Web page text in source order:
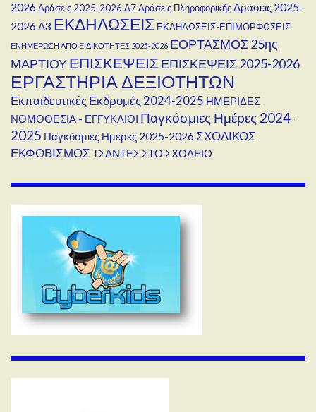
2026 Δράσεις 2025-2026 Δ7Δράσεις ΠληροφορικήςΔρασεις 2025-
2026 Δ3 ΕΚΔΗΛΩΣΕΙΣ ΕΚΔΗΛΩΣΕΙΣ-ΕΠΙΜΟΡΦΩΣΕΙΣ
ΕΝΗΜΕΡΩΣΗ ΑΠΟ ΕΙΔΙΚΟΤΗΤΕΣ 2025-2026 ΕΟΡΤΑΣΜΟΣ 25ης
ΜΑΡΤΙΟΥΕΠΙΣΚΕΨΕΙΣ ΕΠΙΣΚΕΨΕΙΣ 2025-2026
ΕΡΓΑΣΤΗΡΙΑ ΔΕΞΙΟΤΗΤΩΝ
Εκπαιδευτικές Εκδρομές 2024-2025 ΗΜΕΡΙΔΕΣ
ΝΟΜΟΘΕΣΙΑ - ΕΓΓΥΚΛΙΟΙ Παγκόσμιες Ημέρες 2024-
2025 Παγκόσμιες Ημέρες 2025-2026 ΣΧΟΛΙΚΟΣ
ΕΚΦΟΒΙΣΜΟΣ ΤΣΑΝΤΕΣ ΣΤΟ ΣΧΟΛΕΙΟ